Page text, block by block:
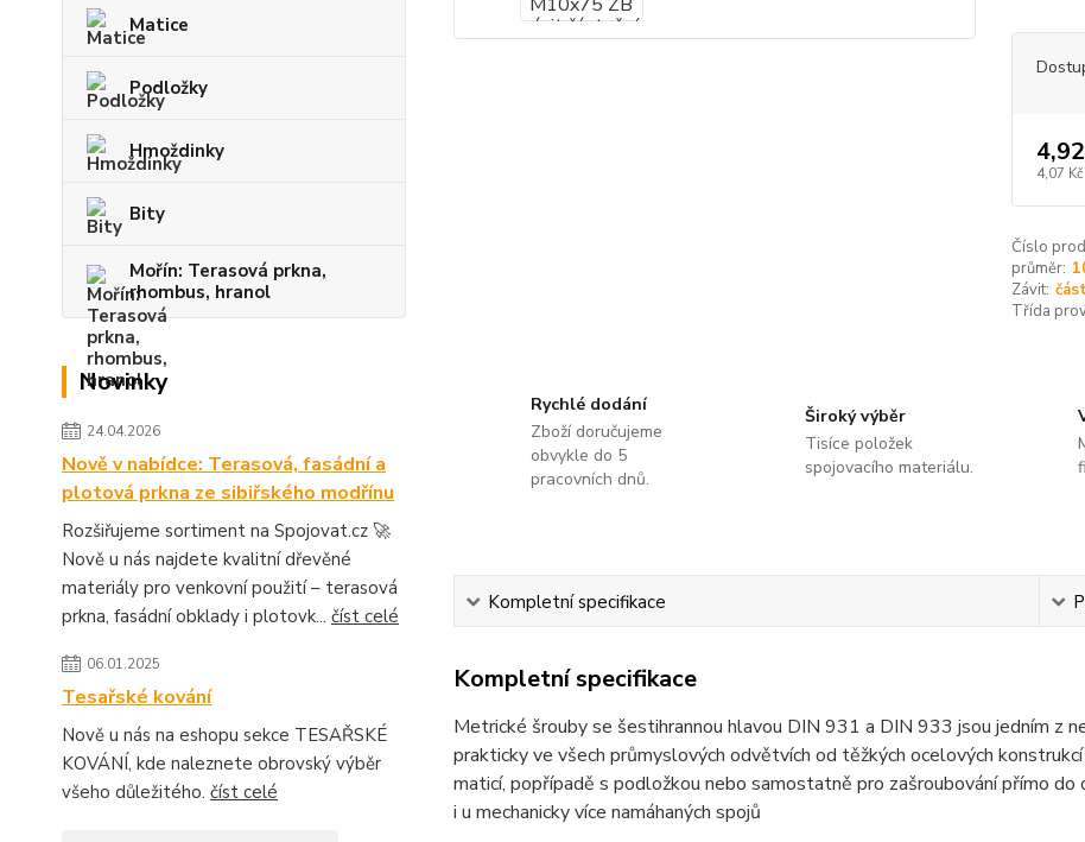
Matice
Podložky
Hmoždinky
Bity
Mořín: Terasová prkna,
rhombus, hranol
Novinky
24.04.2026
Nově v nabídce: Terasová, fasádní a
plotová prkna ze sibiřského modřínu
Rozšiřujeme sortiment na Spojovat.cz 🚀
Nově u nás najdete kvalitní dřevěné
materiály pro venkovní použití – terasová
prkna, fasádní obklady i plotovk... číst celé
06.01.2025
Tesařské kování
Nově u nás na eshopu sekce TESAŘSKÉ
KOVÁNÍ, kde naleznete obrovský výběr
všeho důležitého. číst celé
4,07 Kč
Číslo
průměr:
Závit:
Třída
Rychlé dodání
Zboží doručujeme
obvykle do 5
pracovních dnů.
Široký výběr
Tisíce položek
spojovacího materiálu.
Kompletní specifikace
Kompletní specifikace
Metrické šrouby se šestihrannou hlavou DIN 931 a DIN 933 jsou jedním z
prakticky ve všech průmyslových odvětvích od těžkých ocelových
maticí, popřípadě s podložkou nebo samostatně pro zašroubování přímo
i u mechanicky více namáhaných spojů